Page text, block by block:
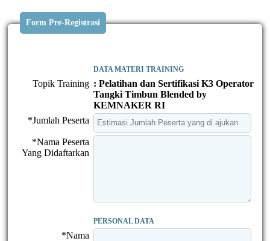
Form Pre-Registrasi
DATA MATERI TRAINING
Topik Training : Pelatihan dan Sertifikasi K3 Operator
Tangki Timbun Blended by
KEMNAKER RI
*Jumlah Peserta
*Nama Peserta
Yang Didaftarkan
PERSONAL DATA
*Nama